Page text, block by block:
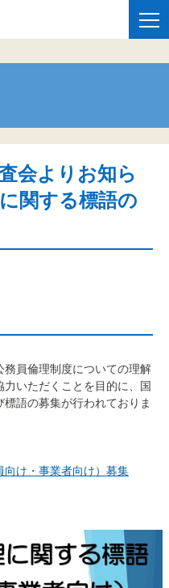
の方へ
方へ
について
ズ
会よりお知ら
関する標語の
員倫理制度についての理解
いただくことを目的に、国
語の募集が行われておりま
向け・事業者向け）募集